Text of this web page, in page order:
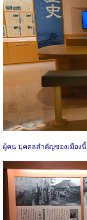
ผู้คน บุคคลสำคัญของเมืองนี้